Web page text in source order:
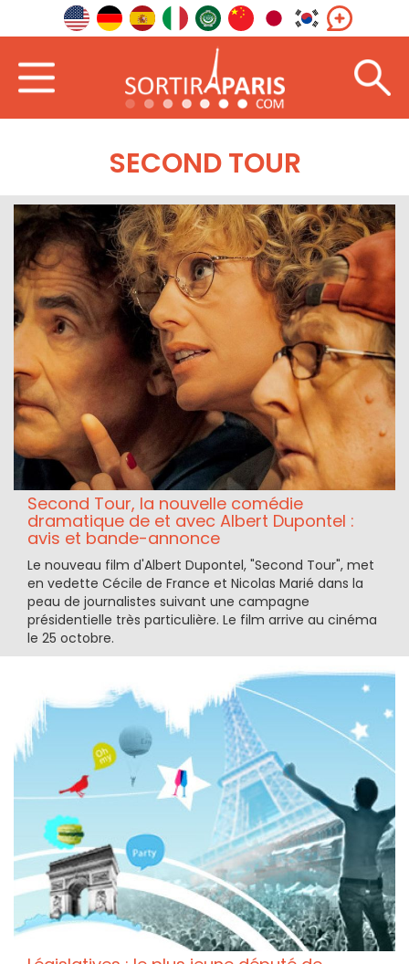
SECOND TOUR
Second Tour, la nouvelle comédie
dramatique de et avec Albert Dupontel :
avis et bande-annonce
Le nouveau film d'Albert Dupontel, "Second Tour", met
en vedette Cécile de France et Nicolas Marié dans la
peau de journalistes suivant une campagne
présidentielle très particulière. Le film arrive au cinéma
le 25 octobre.